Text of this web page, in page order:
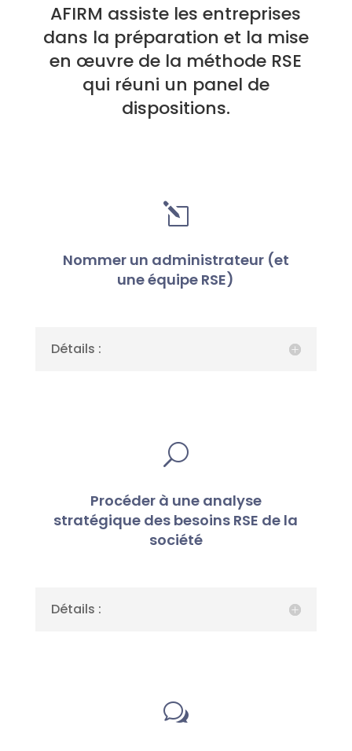
AFIRM assiste les entreprises
dans la préparation et la mise
en œuvre de la méthode RSE
qui réuni un panel de
dispositions.
l
Nommer un administrateur (et
une équipe RSE)
Détails :
U
Procéder à une analyse
stratégique des besoins RSE de la
société
Détails :
w